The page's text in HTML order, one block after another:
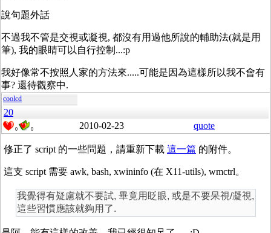
說句題外話
不過我不管是交視或凝視, 都沒有用過他所說的輔助法(就是用
筆), 我的眼睛可以自行控制...:p
我好像常不按照人家的方法來.....可能是因為這樣所以我不會有
事? 還待觀察中.
coolcd
20
0 0 2010-02-23 quote
修正了 script 的一些問題，請重新下載 這一篇 的附件。
這支 script 需要 awk, bash, xwininfo (在 X11-utils), wmctrl。
我覺得有疑慮就不要試, 畢竟用眨眼, 或是不要呆視/凝視,
這些習慣應該就夠用了.